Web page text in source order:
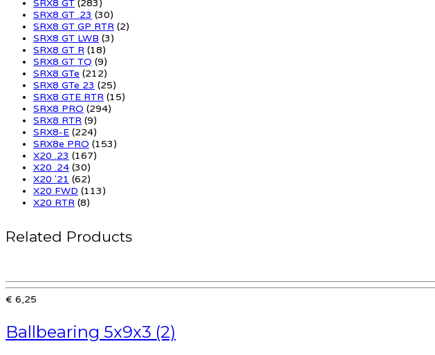
SRX8 GT (283)
SRX8 GT .23 (30)
SRX8 GT GP RTR (2)
SRX8 GT LWB (3)
SRX8 GT R (18)
SRX8 GT TQ (9)
SRX8 GTe (212)
SRX8 GTe 23 (25)
SRX8 GTE RTR (15)
SRX8 PRO (294)
SRX8 RTR (9)
SRX8-E (224)
SRX8e PRO (153)
X20 .23 (167)
X20 .24 (30)
X20 '21 (62)
X20 FWD (113)
X20 RTR (8)
Related Products
€ 6,25
Ballbearing 5x9x3 (2)